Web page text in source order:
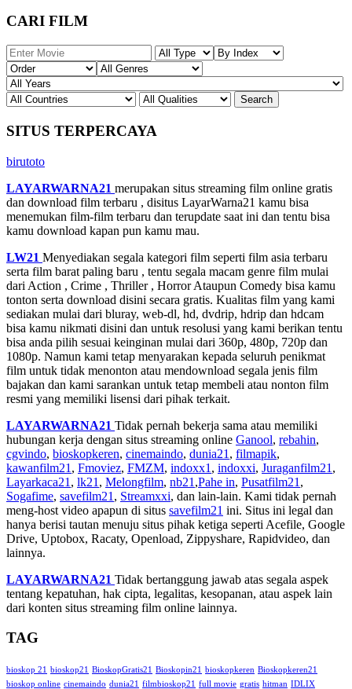
CARI FILM
SITUS TERPERCAYA
birutoto
LAYARWARNA21 merupakan situs streaming film online gratis
dan download film terbaru , disitus LayarWarna21 kamu bisa
menemukan film-film terbaru dan terupdate saat ini dan tentu bisa
kamu download kapan pun kamu mau.
LW21 Menyediakan segala kategori film seperti film asia terbaru
serta film barat paling baru , tentu segala macam genre film mulai
dari Action , Crime , Thriller , Horror Ataupun Comedy bisa kamu
tonton serta download disini secara gratis. Kualitas film yang kami
sediakan mulai dari bluray, web-dl, hd, dvdrip, hdrip dan hdcam
bisa kamu nikmati disini dan untuk resolusi yang kami berikan tentu
bisa anda pilih sesuai keinginan mulai dari 360p, 480p, 720p dan
1080p. Namun kami tetap menyarakan kepada seluruh penikmat
film untuk tidak menonton atau mendownload segala jenis film
bajakan dan kami sarankan untuk tetap membeli atau nonton film
resmi yang memiliki lisensi dari pihak terkait.
LAYARWARNA21 Tidak pernah bekerja sama atau memiliki
hubungan kerja dengan situs streaming online Ganool, rebahin,
cgvindo, bioskopkeren, cinemaindo, dunia21 , filmapik,
kawanfilm21 , Fmoviez, FMZM, indoxx1 , indoxxi, Juraganfilm21 ,
Layarkaca21 , lk21 , Melongfilm, nb21 ,Pahe in, Pusatfilm21 ,
Sogafime, savefilm21 , Streamxxi, dan lain-lain. Kami tidak pernah
meng-host video apapun di situs savefilm21 ini. Situs ini legal dan
hanya berisi tautan menuju situs pihak ketiga seperti Acefile, Google
Drive, Uptobox, Racaty, Openload, Zippyshare, Rapidvideo, dan
lainnya.
LAYARWARNA21 Tidak bertanggung jawab atas segala aspek
tentang kepatuhan, hak cipta, legalitas, kesopanan, atau aspek lain
dari konten situs streaming film online lainnya.
TAG
bioskop 21 bioskop21 BioskopGratis21 Bioskopin21 bioskopkeren Bioskopkeren21
bioskop online cinemaindo dunia21 filmbioskop21 full movie gratis hitman IDLIX